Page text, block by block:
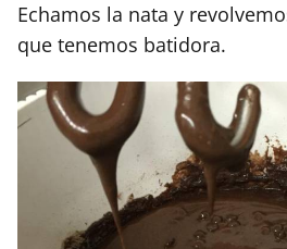
Echamos la nata y
que tenemos batidora.